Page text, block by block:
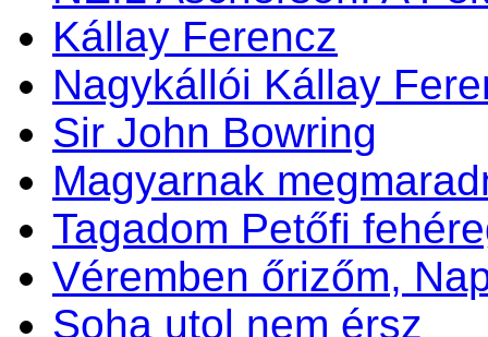
Kállay Ferencz
Nagykállói Kállay
Sir John Bowring
Magyarnak
Tagadom Petőfi
Véremben őrizőm,
Soha utol nem érsz